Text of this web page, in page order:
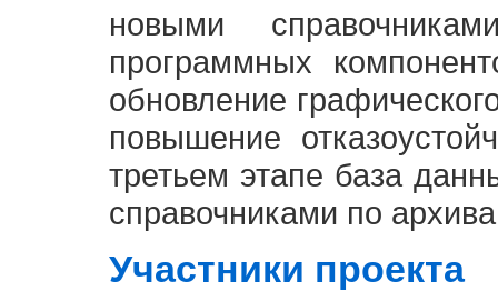
новыми
программных
обновление
повышение
третьем этапе база
справочниками по
Участники проекта